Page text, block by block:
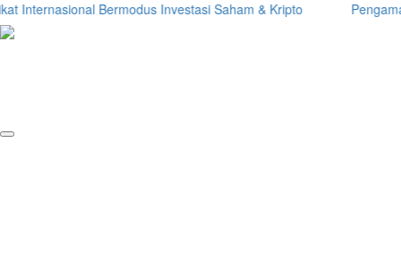
Bermodus Investasi Saham & Kripto Pengamat